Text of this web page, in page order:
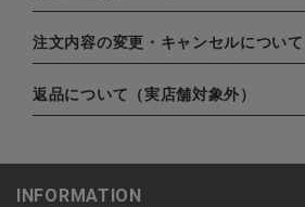
・クレジットカード（
EXPRESS,Diners Club）
・amazonペイメント
・楽天ペイ
・PayPay
配達業者：日本郵便
北海道：1,400円
注文内容の変更・キャンセルについて
ご注文日当日から翌日のAM9:00までにご
ンセルは可能です。
します。
返品について（実店舗対象外）
こちら よりご依頼ください。
INFORMATION